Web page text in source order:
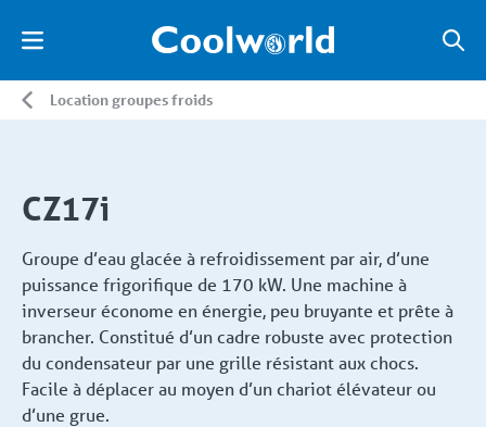
Location groupes froids
CZ17i
Groupe d’eau glacée à refroidissement par air, d’une
puissance frigorifique de 170 kW. Une machine à
inverseur économe en énergie, peu bruyante et prête à
brancher. Constitué d’un cadre robuste avec protection
du condensateur par une grille résistant aux chocs.
Facile à déplacer au moyen d’un chariot élévateur ou
d’une grue.